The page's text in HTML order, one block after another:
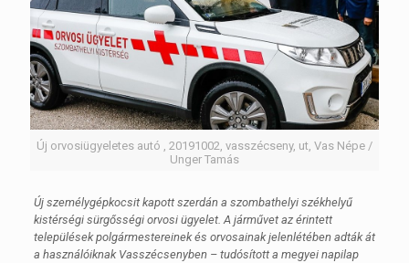
Új orvosiügyeletes autó , 20191002, vasszécseny, ut, Vas Népe /
Unger Tamás
Új személygépkocsit kapott szerdán a szombathelyi székhelyű
kistérségi sürgősségi orvosi ügyelet. A járművet az érintett
települések polgármestereinek és orvosainak jelenlétében adták át
a használóiknak Vasszécsenyben – tudósított a megyei napilap